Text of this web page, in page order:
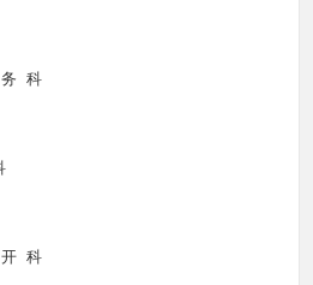
机关事务科
信息科
政务公开科